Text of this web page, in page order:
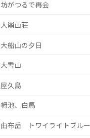
坊がつるで再会
大崩山荘
大船山の夕日
大雪山
屋久島
栂池、白馬
由布岳 トワイライトブルー